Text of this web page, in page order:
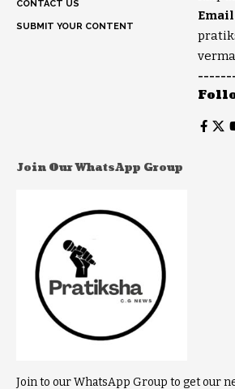
CONTACT US
SUBMIT YOUR CONTENT
Email
Join Our WhatsApp Group
Join to our WhatsApp Group to get our